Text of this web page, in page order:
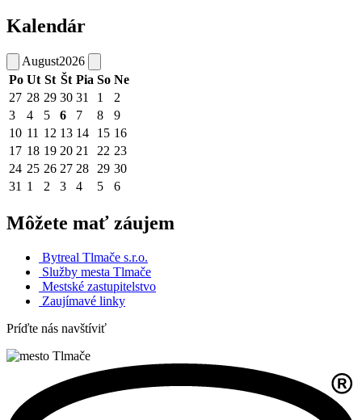
Kalendár
August2026
Po Ut St Št Pia So Ne
27 28 29 30 31 1
2
3
4 5 6 7 8
9
10 11 12 13 14 15 16
17 18 19 20 21 22 23
24 25 26 27 28 29 30
31 1 2 3 4 5 6
Môžete mať záujem
Bytreal Tlmače s.r.o.
Služby mesta Tlmače
Mestské zastupitelstvo
Zaujímavé linky
Príďte nás navštíviť